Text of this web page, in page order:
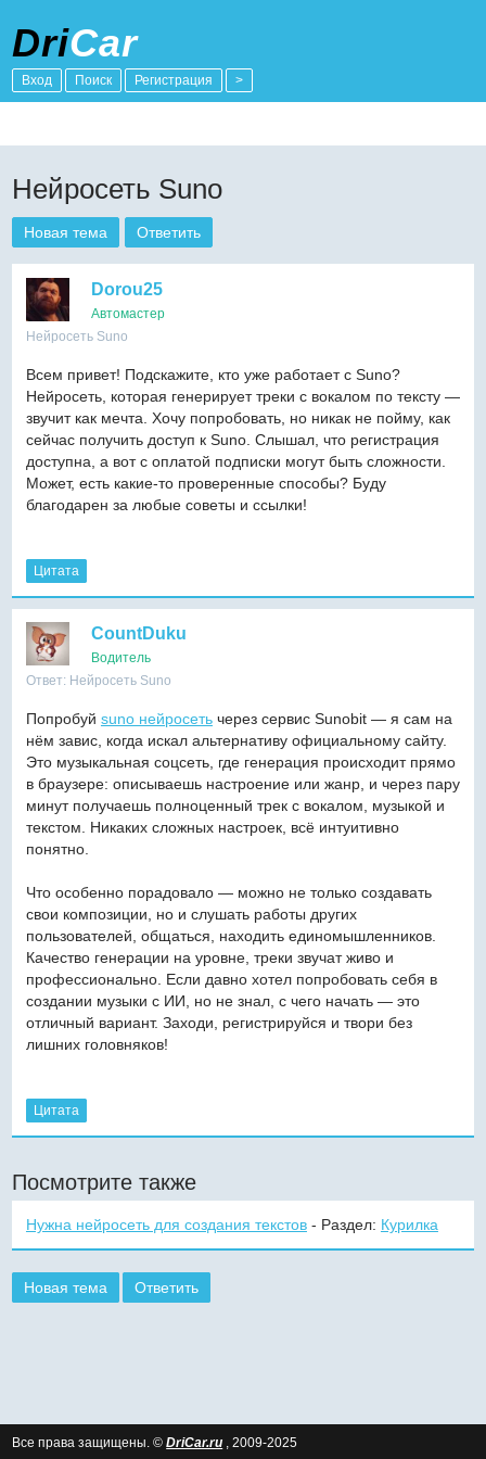
DriCar
Вход Поиск Регистрация >
Нейросеть Suno
Новая тема Ответить
Dorou25
Автомастер
Нейросеть Suno
Всем привет! Подскажите, кто уже работает с Suno?
Нейросеть, которая генерирует треки с вокалом по тексту —
звучит как мечта. Хочу попробовать, но никак не пойму, как
сейчас получить доступ к Suno. Слышал, что регистрация
доступна, а вот с оплатой подписки могут быть сложности.
Может, есть какие-то проверенные способы? Буду
благодарен за любые советы и ссылки!
Цитата
CountDuku
Водитель
Ответ: Нейросеть Suno
Попробуй suno нейросетьчерез сервис Sunobit — я сам на
нём завис, когда искал альтернативу официальному сайту.
Это музыкальная соцсеть, где генерация происходит прямо
в браузере: описываешь настроение или жанр, и через пару
минут получаешь полноценный трек с вокалом, музыкой и
текстом. Никаких сложных настроек, всё интуитивно
понятно.
Что особенно порадовало — можно не только создавать
свои композиции, но и слушать работы других
пользователей, общаться, находить единомышленников.
Качество генерации на уровне, треки звучат живо и
профессионально. Если давно хотел попробовать себя в
создании музыки с ИИ, но не знал, с чего начать — это
отличный вариант. Заходи, регистрируйся и твори без
лишних головняков!
Цитата
Посмотрите также
Нужна нейросеть для создания текстов- Раздел: Курилка
Новая тема Ответить
Все права защищены. ©DriCar.ru , 2009-2025